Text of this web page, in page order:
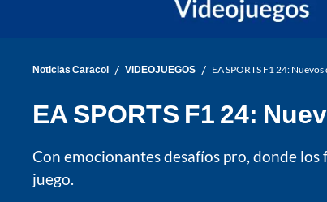
Noticias Caracol / VIDEOJUEGOS / EA SPORTS F1 24:
EA SPORTS F1 24:
Con emocionantes desafíos pro, donde
juego.